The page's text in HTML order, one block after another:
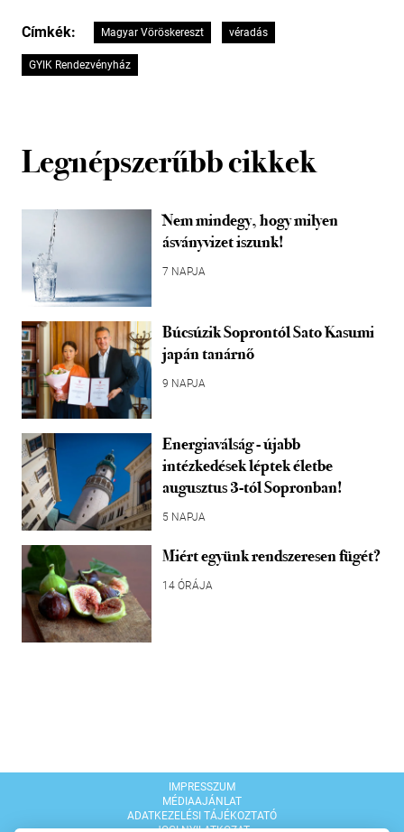
Címkék: Magyar Vöröskereszt véradás
GYIK Rendezvényház
Legnépszerűbb cikkek
Nem mindegy, hogy milyen
ásványvizet iszunk!
7 NAPJA
Búcsúzik Soprontól Sato Kasumi
japán tanárnő
9 NAPJA
Energiaválság - újabb
intézkedések léptek életbe
augusztus 3-tól Sopronban!
5 NAPJA
Miért együnk rendszeresen fügét?
14 ÓRÁJA
IMPRESSZUM
MÉDIAAJÁNLAT
ADATKEZELÉSI TÁJÉKOZTATÓ